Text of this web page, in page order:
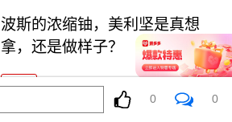
波斯的浓缩铀，美利坚是真想
拿，还是做样子？
最热
0 0